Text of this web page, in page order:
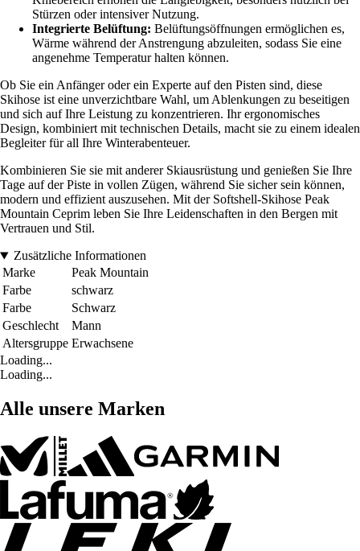
Stürzen oder intensiver Nutzung.
Integrierte Belüftung: Belüftungsöffnungen ermöglichen es,
Wärme während der Anstrengung abzuleiten, sodass Sie eine
angenehme Temperatur halten können.
Ob Sie ein Anfänger oder ein Experte auf den Pisten sind, diese
Skihose ist eine unverzichtbare Wahl, um Ablenkungen zu beseitigen
und sich auf Ihre Leistung zu konzentrieren. Ihr ergonomisches
Design, kombiniert mit technischen Details, macht sie zu einem idealen
Begleiter für all Ihre Winterabenteuer.
Kombinieren Sie sie mit anderer Skiausrüstung und genießen Sie Ihre
Tage auf der Piste in vollen Zügen, während Sie sicher sein können,
modern und effizient auszusehen. Mit der Softshell-Skihose Peak
Mountain Ceprim leben Sie Ihre Leidenschaften in den Bergen mit
Vertrauen und Stil.
Zusätzliche Informationen
Marke
Peak Mountain
Farbe
schwarz
Farbe
Schwarz
Geschlecht
Mann
Altersgruppe Erwachsene
Loading...
Loading...
Alle unsere Marken